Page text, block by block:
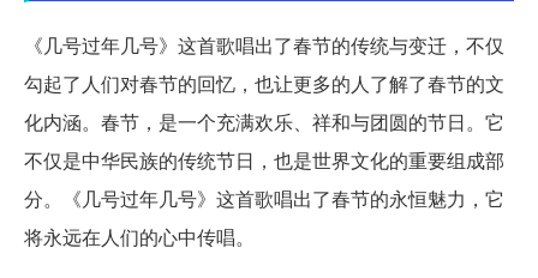
《几号过年几号》这首歌唱出了春节的传统与变迁，不仅
勾起了人们对春节的回忆，也让更多的人了解了春节的文
化内涵。春节，是一个充满欢乐、祥和与团圆的节日。它
不仅是中华民族的传统节日，也是世界文化的重要组成部
分。《几号过年几号》这首歌唱出了春节的永恒魅力，它
将永远在人们的心中传唱。